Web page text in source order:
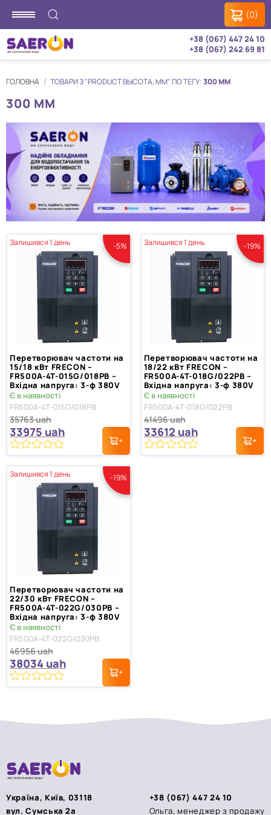
(0)
+38 (067) 447 24 10
+38 (067) 242 69 81
ГОЛОВНА ТОВАРИ З "PRODUCT ВЫСОТА, ММ" ПО ТЕГУ:300 ММ
300 ММ
Залишився 1 день -5%
Перетворювач частоти на
15/18 кВт FRECON –
FR500A-4T-015G/018PB –
Вхідна напруга: 3-ф 380V
Є в наявності
FR500A-4T-015G/018PB
35763uah
33975 uah
з
5
Залишився 1 день -19%
Перетворювач частоти на
18/22 кВт FRECON –
FR500A-4T-018G/022PB –
Вхідна напруга: 3-ф 380V
Є в наявності
FR500A-4T-018G/022PB
41496uah
33612 uah
Залишився 1 день -19%
Перетворювач частоти на
22/30 кВт FRECON –
FR500A-4T-022G/030PB –
Вхідна напруга: 3-ф 380V
Є в наявності
FR500A-4T-022G/030PB
46956uah
38034 uah
Україна, Київ, 03118
вул. Сумська 2а
+38 (067) 447 24 10
Ольга, менеджер з продажу